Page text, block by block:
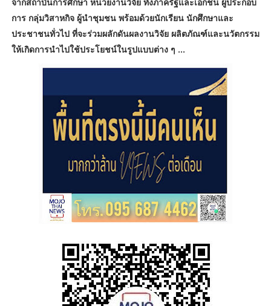
การ กลุ่มวิสาหกิจ ผู้นำชุมชน พร้อมด้วยนักเรียน นักศึกษาและ
ประชาชนทั่วไป ที่จะร่วมผลักดันผลงานวิจัย ผลิตภัณฑ์และนวัตกรรม
ให้เกิดการนำไปใช้ประโยชน์ในรูปแบบต่าง ๆ ...